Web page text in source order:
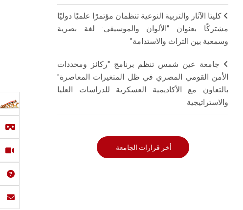
كليتا الآثار والتربية النوعية تنظمان مؤتمرًا علميًا دوليًا
مشتركًا بعنوان "الألوان والموسيقى: لغة بصرية
وسمعية بين التراث والاستدامة"
جامعة عين شمس تنظم برنامج "ركائز ومحددات
الأمن القومي المصري في ظل المتغيرات المعاصرة"
بالتعاون مع الأكاديمية العسكرية للدراسات العليا
والاستراتيجية
أخر قرارات الجامعة